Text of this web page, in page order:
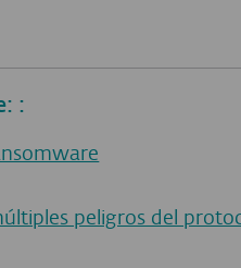
:
peligros del